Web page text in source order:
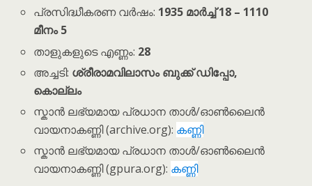
പ്രസിദ്ധീകരണ വർഷം: 1935 മാർച്ച് 18 – 1110
മീനം 5
താളുകളുടെ എണ്ണം: 28
അച്ചടി: ശ്രീരാമവിലാസം ബുക്ക് ഡിപ്പോ,
കൊല്ലം
സ്കാൻ ലഭ്യമായ പ്രധാന താൾ/ഓൺലൈൻ
വായനാകണ്ണി (archive.org): കണ്ണി
സ്കാൻ ലഭ്യമായ പ്രധാന താൾ/ഓൺലൈൻ
വായനാകണ്ണി (gpura.org): കണ്ണി